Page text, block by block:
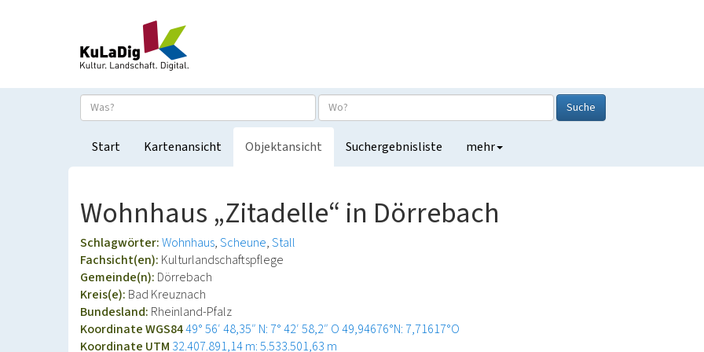
Suche
Start Kartenansicht Objektansicht Suchergebnisliste mehr
Wohnhaus „Zitadelle“ in Dörrebach
Schlagwörter:Wohnhaus Scheune Stall
Fachsicht(en): Kulturlandschaftspflege
Gemeinde(n): Dörrebach
Kreis(e): Bad Kreuznach
Bundesland: Rheinland-Pfalz
Koordinate WGS8449° 56′ 48,35″ N: 7° 42′ 58,2″ O49,94676°N: 7,71617°O
Koordinate UTM 32.407.891,14 m: 5.533.501,63 m